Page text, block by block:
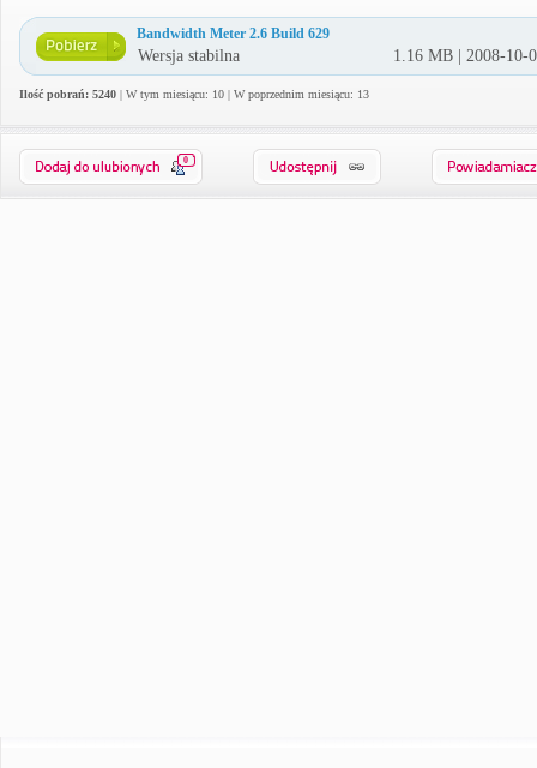
Bandwidth Meter 2.6 Build 629
Wersja stabilna 1.16 MB | 2008-10-
Ilość pobrań: 5240 | W tym miesiącu: 10 | W poprzednim miesiącu: 13
0